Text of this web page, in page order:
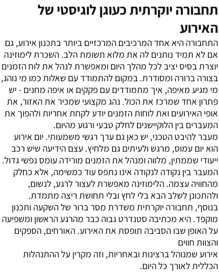
תחבורה יוקרתית כעוגן לוגיסטי של
האירוע
התחבורה היא אחד המרכיבים המרכזיים ביותר בתכנון אירוע, גם
אם לא תמיד נותנים לה את מלוא תשומת הלב. השכרת לימוזינה
יוצרת בסיס יציב לכל מהלך היום ומאפשרת לנהל את לוח הזמנים
בצורה ברורה ומסודרת. במקום להתמודד עם שאלות כמו מי נוהג,
מי מגיע מאיפה, איך מתמודדים עם פקקים או איפה מחנים - יש
פתרון אחד שמרכז את הכול. נהג מקצועי שמכיר את האזור, את
אופי האירועים ואת לוחות הזמנים יודע לקחת אחריות ולהפוך את
המעברים בין הלוקיישנים לחלק טבעי ורגוע מהיום.
מעבר להיבט הטכני, יש כאן גם ערך רגשי משמעותי. יום אירוע
הוא יום עמוס, מרגש ולעיתים גם מלחיץ. עצם הידיעה שיש רכב
ייעודי שממתין, מלווה ומנהל את הזמנים מורידה עומס נפשי גדול.
המעבר בין נקודה לנקודה אינו נתפס עוד כמשימה, אלא כחלק
מהחוויה עצמה. הלימוזינה מאפשרת לעצור לרגע, לנשום,
ולהתכונן לשלב הבא בלי לחץ ובלי תחושת ריצה מתמדת.
בנוסף, תחבורה יוקרתית משדרת מסר ברור של השקעה ותכנון
מוקפד. היא מכתיבה סטנדרט גבוה כבר מהרגע הראשון ומשפיעה
על האופן שבו הסביבה תופסת את האירוע. האורחים, הספקים
והצוות חווים
אירוע שמנוהל ברצינות ובאחריות, וזה מקרין על ההתנהלות
הכללית לאורך כל היום.